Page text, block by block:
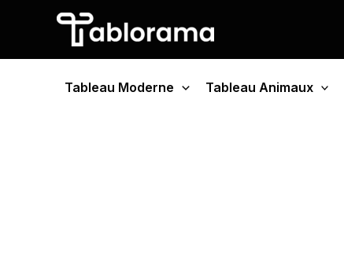
Tableau Moderne Tableau Animaux